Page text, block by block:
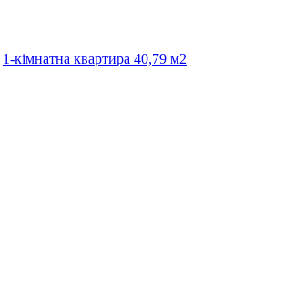
1-кімнатна квартира 40,79 м2